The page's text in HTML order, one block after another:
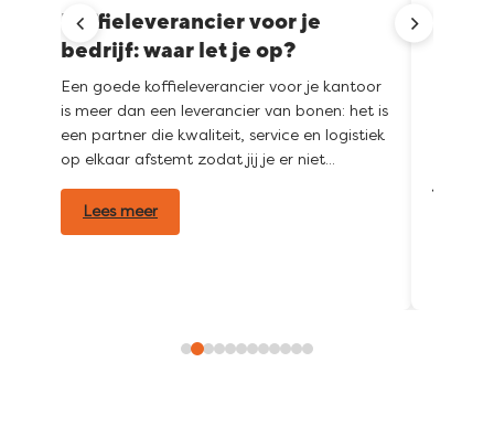
Koffieleverancier voor je
bedrijf: waar let je op?
Een goede koffieleverancier voor je kantoor
is meer dan een leverancier van bonen: het is
een partner die kwaliteit, service en logistiek
op elkaar afstemt zodat jij je er niet...
Lees meer